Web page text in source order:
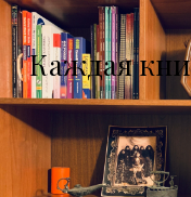
Каждая